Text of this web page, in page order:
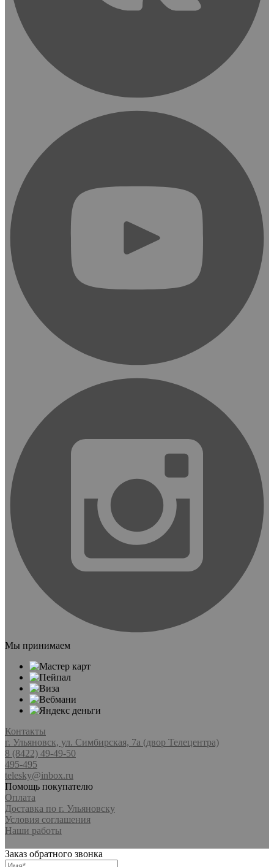
Мы принимаем
Контакты
г. Ульяновск, ул. Симбирская, 7а (двор Телецентра)
8 (8422) 49-49-50
495-495
telesky@inbox.ru
Помощь покупателю
Оплата
Доставка по г. Ульяновску
Условия соглашения
Наши работы
Заказ обратного звонка